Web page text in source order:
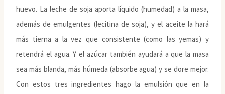
huevo. La leche de soja aporta líquido (humedad) a la masa,
además de emulgentes (lecitina de soja), y el aceite la hará
más tierna a la vez que consistente (como las yemas) y
retendrá el agua. Y el azúcar también ayudará a que la masa
sea más blanda, más húmeda (absorbe agua) y se dore mejor.
Con estos tres ingredientes hago la emulsión que en la